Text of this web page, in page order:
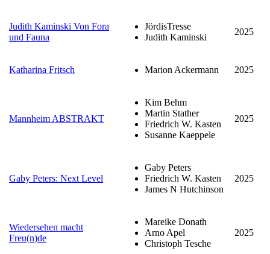
Judith Kaminski Von Fora
und Fauna
JördisTresse
Judith Kaminski
2025
Katharina Fritsch Marion Ackermann 2025
Mannheim ABSTRAKT
Kim Behm
Martin Stather
Friedrich W. Kasten
Susanne Kaeppele
2025
Gaby Peters: Next Level
Gaby Peters
Friedrich W. Kasten
James N Hutchinson
2025
Wiedersehen macht
Freu(n)de
Mareike Donath
Arno Apel
Christoph Tesche
2025